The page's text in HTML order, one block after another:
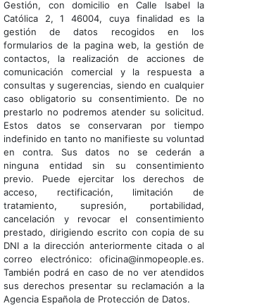
Gestión, con domicilio en Calle Isabel la
Católica 2, 1 46004, cuya finalidad es la
gestión de datos recogidos en los
formularios de la pagina web, la gestión de
contactos, la realización de acciones de
comunicación comercial y la respuesta a
consultas y sugerencias, siendo en cualquier
caso obligatorio su consentimiento. De no
prestarlo no podremos atender su solicitud.
Estos datos se conservaran por tiempo
indefinido en tanto no manifieste su voluntad
en contra. Sus datos no se cederán a
ninguna entidad sin su consentimiento
previo. Puede ejercitar los derechos de
acceso, rectificación, limitación de
tratamiento, supresión, portabilidad,
cancelación y revocar el consentimiento
prestado, dirigiendo escrito con copia de su
DNI a la dirección anteriormente citada o al
correo electrónico: oficina@inmopeople.es.
También podrá en caso de no ver atendidos
sus derechos presentar su reclamación a la
Agencia Española de Protección de Datos.